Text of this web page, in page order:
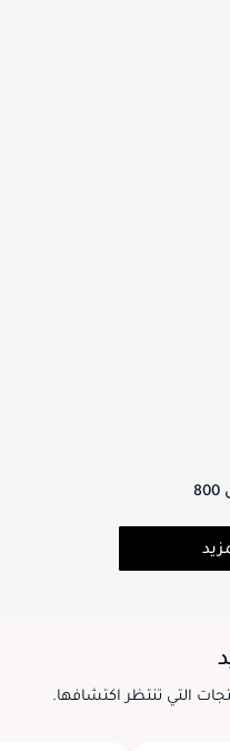
800
التي تنتظر اكتشافها.